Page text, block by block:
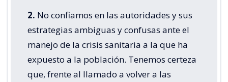
2. No confiamos en las autoridades y sus
estrategias ambiguas y confusas ante el
manejo de la crisis sanitaria a la que ha
expuesto a la población. Tenemos certeza
que, frente al llamado a volver a las